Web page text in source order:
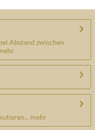
Abstand zwischen
mehr